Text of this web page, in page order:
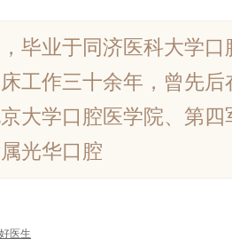
业于同济医科大学口
工作三十余年，曾先
大学口腔医学院、第
光华口腔
医生